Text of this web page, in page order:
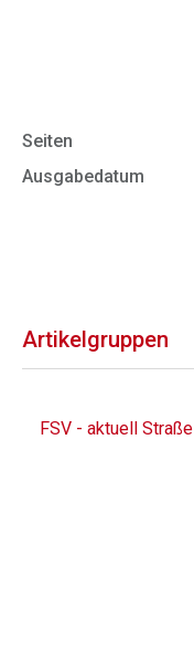
Seiten
Ausgabedatum
Artikelgruppen
FSV - aktuell Straße